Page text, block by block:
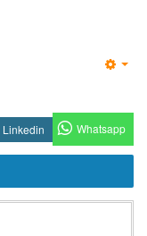
Linkedin Whatsapp